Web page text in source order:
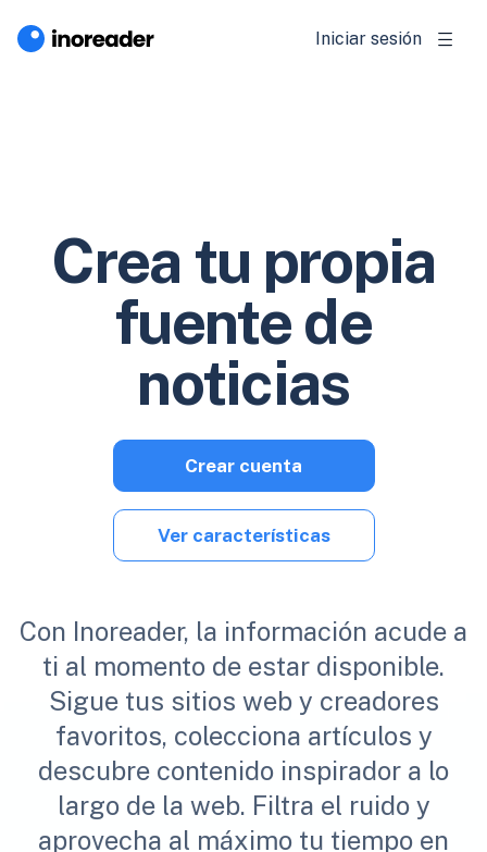
Iniciar sesión
Crea tu propia
fuente de
noticias
Con Inoreader, la información acude a
ti al momento de estar disponible.
Sigue tus sitios web y creadores
favoritos, colecciona artículos y
descubre contenido inspirador a lo
largo de la web. Filtra el ruido y
aprovecha al máximo tu tiempo en
Crear cuenta
Ver características